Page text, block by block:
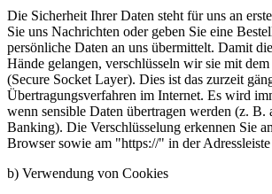
Die Sicherheit Ihrer Daten steht für uns an
Sie uns Nachrichten oder geben Sie eine
persönliche Daten an uns übermittelt. Damit
Hände gelangen, verschlüsseln wir sie mit
(Secure Socket Layer). Dies ist das zurzeit
Übertragungsverfahren im Internet. Es wird
wenn sensible Daten übertragen werden (z. B.
Banking). Die Verschlüsselung erkennen Sie
Browser sowie am "https://" in der
b) Verwendung von Cookies